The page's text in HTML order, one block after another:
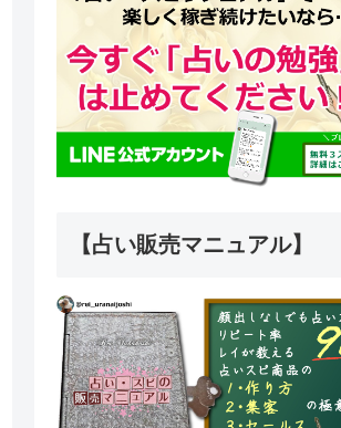
【占い販売マニュアル】